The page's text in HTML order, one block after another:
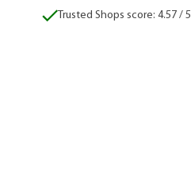
Trusted Shops score: 4.57 / 5